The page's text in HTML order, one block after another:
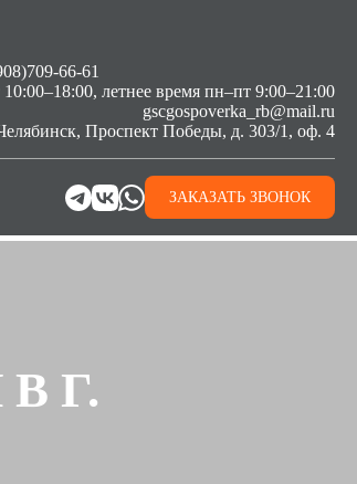
66-61
летнее время пн–пт 9:00–21:00
gscgospoverka_rb@mail.ru
Проспект Победы, д. 303/1, оф. 4
ЗАКАЗАТЬ ЗВОНОК
Г.